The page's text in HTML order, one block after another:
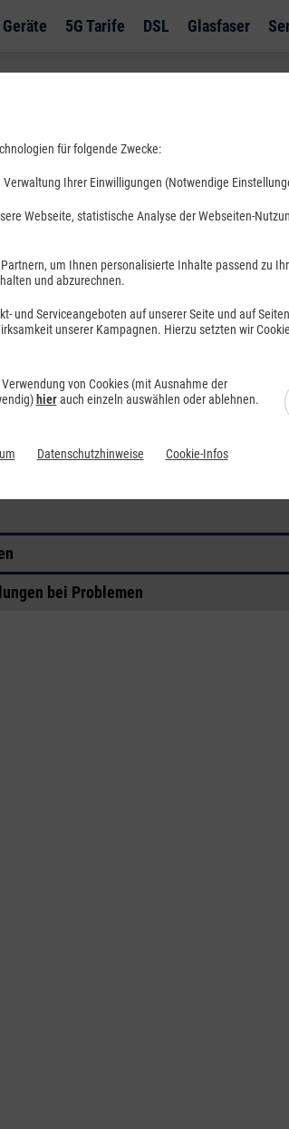
5G Tarife DSL Glasfaser
bei Problemen
für folgende Zwecke:
Ihrer Einwilligungen (Notwendige
Webseite, statistische Analyse der Webseiten-
um Ihnen personalisierte Inhalte passend zu
und abzurechnen.
und Serviceangeboten auf unserer Seite und auf
unserer Kampagnen. Hierzu setzten wir
von Cookies (mit Ausnahme der
hierauch einzeln auswählen oder ablehnen.
Datenschutzhinweise Cookie-Infos